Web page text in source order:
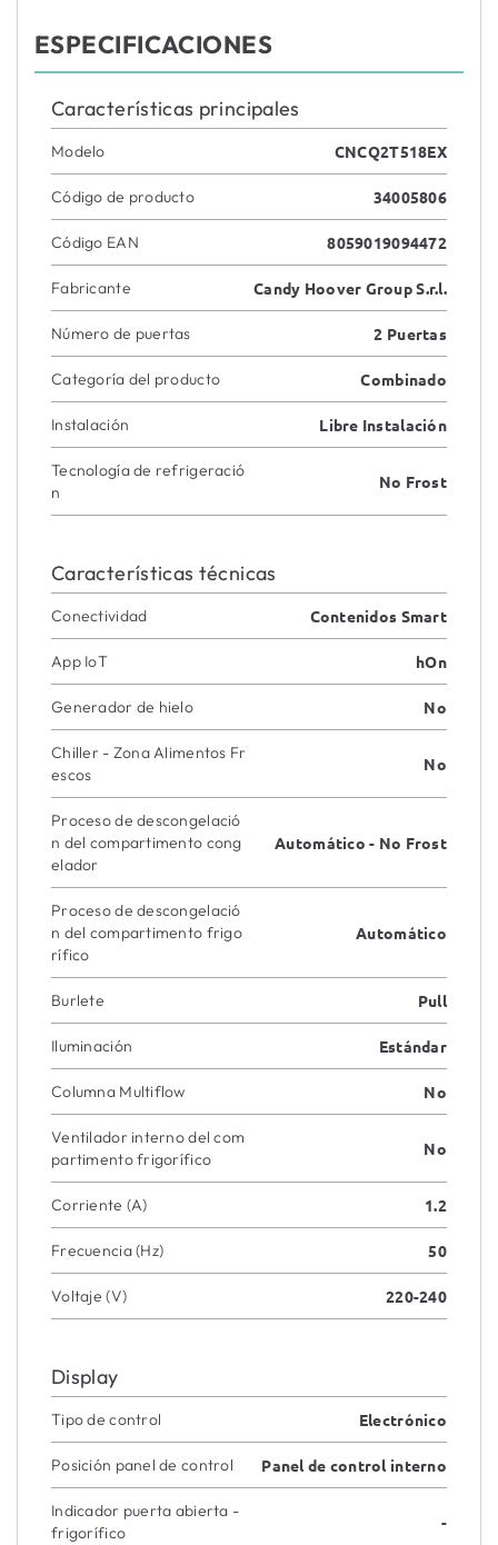
ESPECIFICACIONES
Características principales
Modelo CNCQ2T518EX
Código de producto 34005806
Código EAN 8059019094472
Fabricante Candy Hoover Group S.r.l.
Número de puertas 2 Puertas
Categoría del producto Combinado
Instalación Libre Instalación
Tecnología de refrigeració
n
No Frost
Características técnicas
Conectividad Contenidos Smart
App IoT hOn
Generador de hielo No
Chiller - Zona Alimentos Fr
escos
No
Proceso de descongelació
n del compartimento cong
elador
Automático - No Frost
Proceso de descongelació
n del compartimento frigo
rífico
Automático
Burlete Pull
Iluminación Estándar
Columna Multiflow No
Ventilador interno del com
partimento frigorífico
No
Corriente (A) 1.2
Frecuencia (Hz) 50
Voltaje (V) 220-240
Display
Tipo de control Electrónico
Posición panel de control Panel de control interno
Indicador puerta abierta -
frigorífico
-